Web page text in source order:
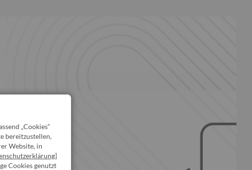
„Cookies“
bereitzustellen,
Website, in
]
Cookies genutzt